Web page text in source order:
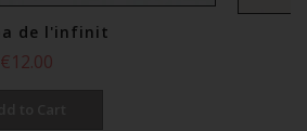
de l'infinit
€12.00